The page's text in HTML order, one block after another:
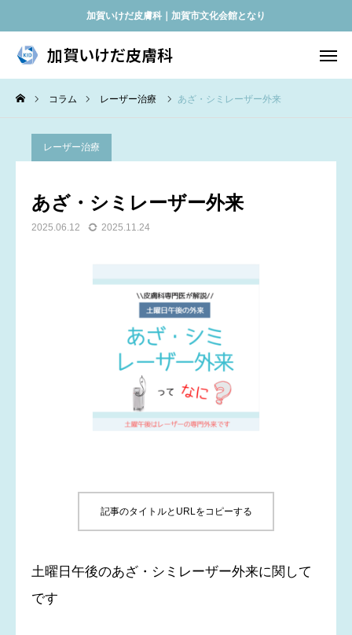
加賀いけだ皮膚科｜加賀市文化会館となり
加賀いけだ皮膚科
コラム レーザー治療 あざ・シミレーザー外来
レーザー治療
あざ・シミレーザー外来
2025.06.12 2025.11.24
記事のタイトルとURLをコピーする
土曜日午後のあざ・シミレーザー外来に関して
です
加賀いけだ皮膚科
当日順番取り
アクセス
ホーム
コラム